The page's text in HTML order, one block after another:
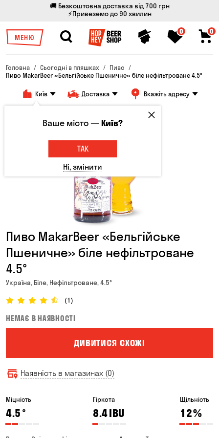
🚚 Безкоштовна доставка від 700 грн
⚡Привеземо до 90 хвилин
МЕНЮ
0 0
Головна Сьогодні в пляшках
Пиво
Пиво MakarBeer «Бельгійське Пшеничне» біле нефільтроване 4.5°
Київ Доставка Вкажіть адресу
Пиво MakarBeer «Бельгійське
Пшеничне» біле нефільтроване
4.5°
Україна, Біле, Нефільтроване, 4.5°
(1)
НЕМАЄ В НАЯВНОСТІ
ДИВИТИСЯ СХОЖІ
Наявність в магазинах (0)
Міцність
4.5°
Гіркота
8.4IBU
Щільність
12%
Ваше місто —Київ?
ТАК
Ні, змінити